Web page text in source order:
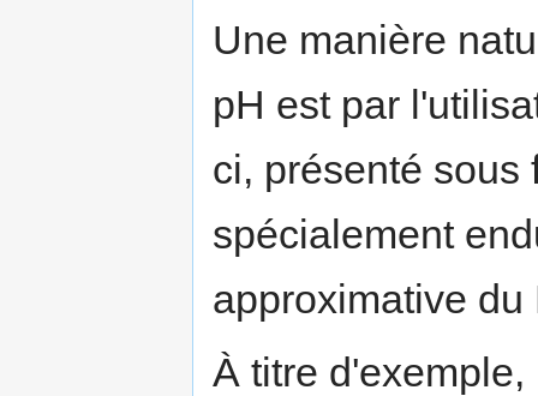
Une manière
pH est par
ci, présenté sous
spécialement
approximative
À titre